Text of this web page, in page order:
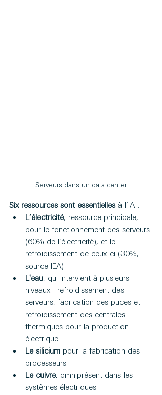
Serveurs dans un data center
Six ressources sont essentielles à l’IA :
L’électricité, ressource principale,
pour le fonctionnement des serveurs
(60% de l’électricité), et le
refroidissement de ceux-ci (30%,
source IEA)
L'eau, qui intervient à plusieurs
niveaux : refroidissement des
serveurs, fabrication des puces et
refroidissement des centrales
thermiques pour la production
électrique
Le silicium pour la fabrication des
processeurs
Le cuivre, omniprésent dans les
systèmes électriques